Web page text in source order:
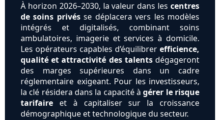
À horizon 2026–2030, la valeur dans les centres
de soins privésse déplacera vers les modèles
intégrés et digitalisés, combinant soins
ambulatoires, imagerie et services à domicile.
Les opérateurs capables d’équilibrer efficience,
qualité et attractivité des talentsdégageront
des marges supérieures dans un cadre
réglementaire exigeant. Pour les investisseurs,
la clé résidera dans la capacité àgérer le risque
tarifaire et à capitaliser sur la croissance
démographique et technologique du secteur.